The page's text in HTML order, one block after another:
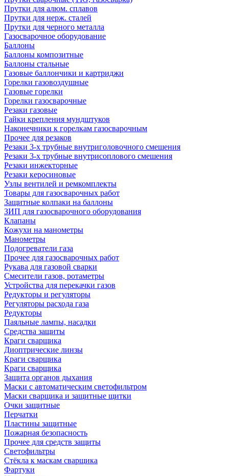
Прутки для алюм. сплавов
Прутки для нерж. сталей
Прутки для черного металла
Газосварочное оборудование
Баллоны
Баллоны композитные
Баллоны стальные
Газовые баллончики и картриджи
Горелки газовоздушные
Газовые горелки
Горелки газосварочные
Резаки газовые
Гайки крепления мундштуков
Наконечники к горелкам газосварочным
Прочее для резаков
Резаки 3-х трубные внутриголовочного смешения
Резаки 3-х трубные внутрисоплового смешения
Резаки инжекторные
Резаки керосиновые
Узлы вентилей и ремкомплекты
Товары для газосварочных работ
Защитные колпаки на баллоны
ЗИП для газосварочного оборудования
Клапаны
Кожухи на манометры
Манометры
Подогреватели газа
Прочее для газосварочных работ
Рукава для газовой сварки
Смесители газов, ротаметры
Устройства для перекачки газов
Редукторы и регуляторы
Регуляторы расхода газа
Редукторы
Паяльные лампы, насадки
Средства защиты
Краги сварщика
Диоптрические линзы
Краги сварщика
Краги сварщика
Защита органов дыхания
Маски с автоматическим светофильтром
Маски сварщика и защитные щитки
Очки защитные
Перчатки
Пластины защитные
Пожарная безопасность
Прочее для средств защиты
Светофильтры
Стёкла к маскам сварщика
Фартуки